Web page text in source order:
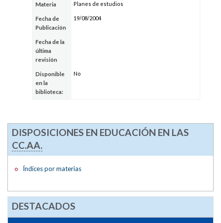
Materia Planes de estudios
Fecha de
Publicación
19/08/2004
Fecha de la
última
revisión
Disponible
en la
biblioteca:
No
DISPOSICIONES EN EDUCACIÓN EN LAS
CC.AA.
Índices por materias
DESTACADOS